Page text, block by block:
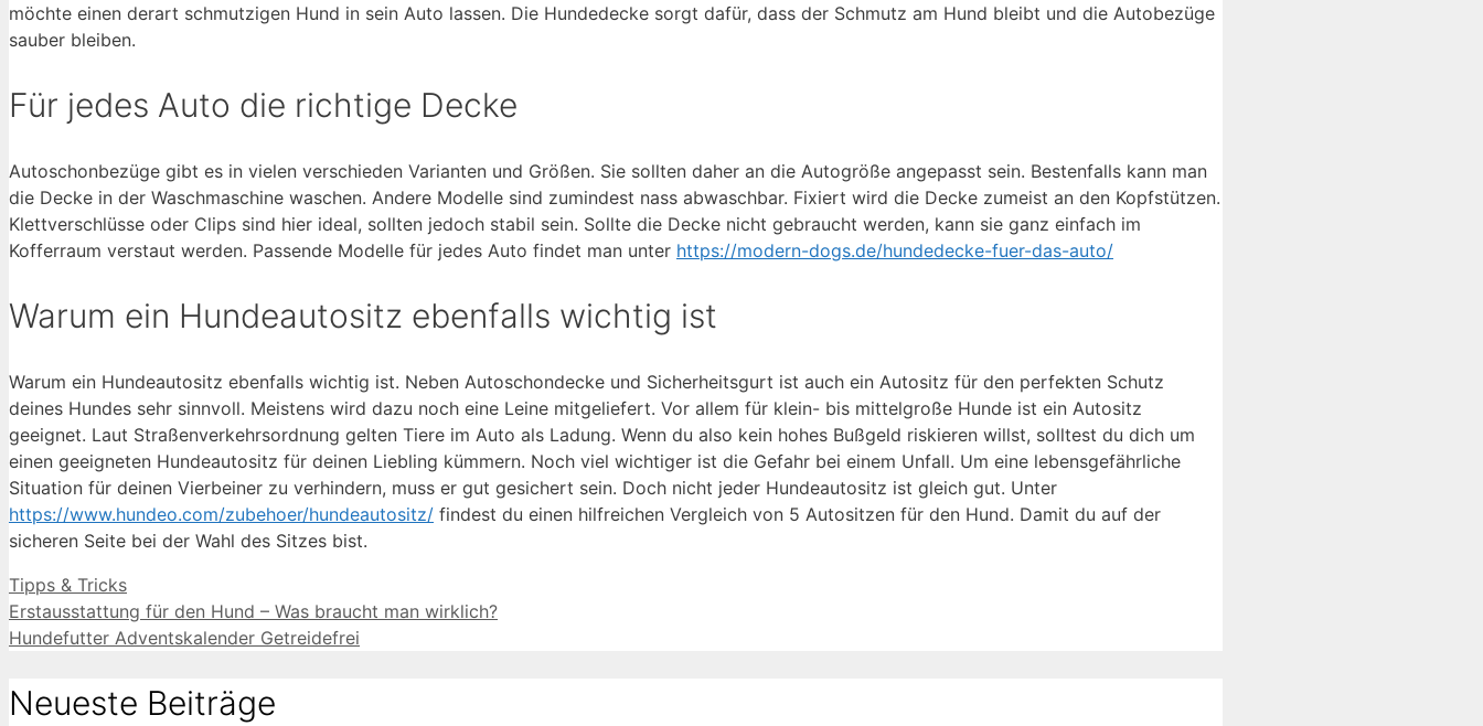
möchte einen derart schmutzigen Hund in sein Auto lassen. Die Hundedecke sorgt dafür, dass der Schmutz am Hund bleibt und die Autobezüge
sauber bleiben.
Für jedes Auto die richtige Decke
Autoschonbezüge gibt es in vielen verschieden Varianten und Größen. Sie sollten daher an die Autogröße angepasst sein. Bestenfalls kann man
die Decke in der Waschmaschine waschen. Andere Modelle sind zumindest nass abwaschbar. Fixiert wird die Decke zumeist an den Kopfstützen.
Klettverschlüsse oder Clips sind hier ideal, sollten jedoch stabil sein. Sollte die Decke nicht gebraucht werden, kann sie ganz einfach im
Kofferraum verstaut werden. Passende Modelle für jedes Auto findet man unter https://modern-dogs.de/hundedecke-fuer-das-auto/
Warum ein Hundeautositz ebenfalls wichtig ist
Warum ein Hundeautositz ebenfalls wichtig ist. Neben Autoschondecke und Sicherheitsgurt ist auch ein Autositz für den perfekten Schutz
deines Hundes sehr sinnvoll. Meistens wird dazu noch eine Leine mitgeliefert. Vor allem für klein- bis mittelgroße Hunde ist ein Autositz
geeignet. Laut Straßenverkehrsordnung gelten Tiere im Auto als Ladung. Wenn du also kein hohes Bußgeld riskieren willst, solltest du dich um
einen geeigneten Hundeautositz für deinen Liebling kümmern. Noch viel wichtiger ist die Gefahr bei einem Unfall. Um eine lebensgefährliche
Situation für deinen Vierbeiner zu verhindern, muss er gut gesichert sein. Doch nicht jeder Hundeautositz ist gleich gut. Unter
https://www.hundeo.com/zubehoer/hundeautositz/ findest du einen hilfreichen Vergleich von 5 Autositzen für den Hund. Damit du auf der
sicheren Seite bei der Wahl des Sitzes bist.
Kategorien
Tipps & Tricks
Erstausstattung für den Hund – Was braucht man wirklich?
Hundefutter Adventskalender Getreidefrei
Neueste Beiträge